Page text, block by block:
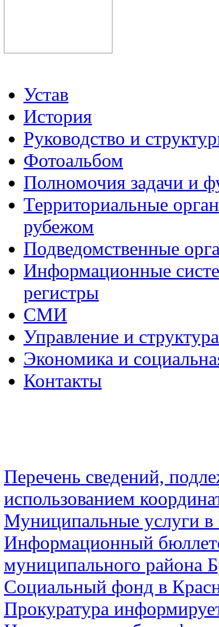
Устав
История
Руководство и
Фотоальбом
Полномочия задачи и
Территориальные
рубежом
Подведомственные
Информационные
регистры
СМИ
Управление и
Экономика и
Контакты
Перечень сведений,
использованием
Муниципальные услуги в
Информационный
муниципального района
Социальный фонд в
Прокуратура